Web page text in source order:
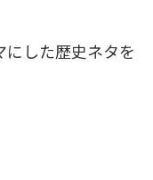
した歴史ネタを